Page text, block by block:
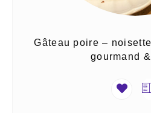
Gâteau poire –
gourmand